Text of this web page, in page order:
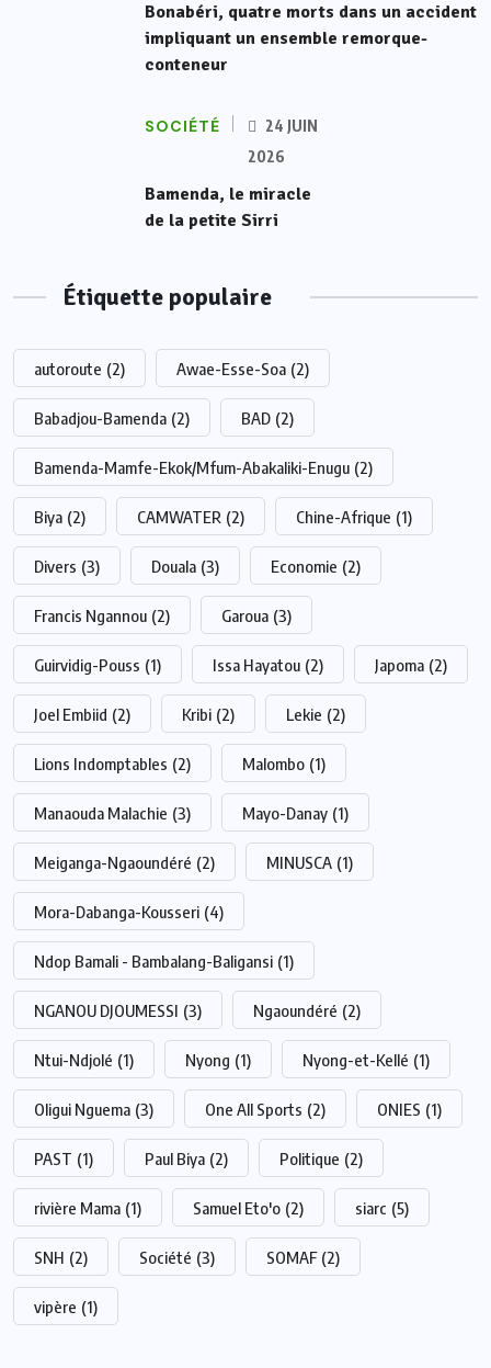
Bonabéri, quatre morts dans un accident
impliquant un ensemble remorque-
conteneur
SOCIÉTÉ
24 JUIN
2026
Bamenda, le miracle
de la petite Sirri
Étiquette populaire
autoroute (2) Awae-Esse-Soa (2)
Babadjou-Bamenda (2) BAD (2)
Bamenda-Mamfe-Ekok/Mfum-Abakaliki-Enugu (2)
Biya (2) CAMWATER (2) Chine-Afrique (1)
Divers (3) Douala (3) Economie (2)
Francis Ngannou (2) Garoua (3)
Guirvidig-Pouss (1) Issa Hayatou (2) Japoma (2)
Joel Embiid (2) Kribi (2) Lekie (2)
Lions Indomptables (2) Malombo (1)
Manaouda Malachie (3) Mayo-Danay (1)
Meiganga-Ngaoundéré (2) MINUSCA (1)
Mora-Dabanga-Kousseri (4)
Ndop Bamali - Bambalang-Baligansi (1)
NGANOU DJOUMESSI (3) Ngaoundéré (2)
Ntui-Ndjolé (1) Nyong (1) Nyong-et-Kellé (1)
Oligui Nguema (3) One All Sports (2) ONIES (1)
PAST (1) Paul Biya (2) Politique (2)
rivière Mama (1) Samuel Eto'o (2) siarc (5)
SNH (2) Société (3) SOMAF (2)
vipère (1)